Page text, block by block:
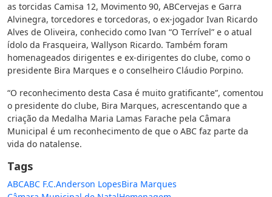
as torcidas Camisa 12, Movimento 90, ABCervejas e Garra
Alvinegra, torcedores e torcedoras, o ex-jogador Ivan Ricardo
Alves de Oliveira, conhecido como Ivan “O Terrível” e o atual
ídolo da Frasqueira, Wallyson Ricardo. Também foram
homenageados dirigentes e ex-dirigentes do clube, como o
presidente Bira Marques e o conselheiro Cláudio Porpino.
“O reconhecimento desta Casa é muito gratificante”, comentou
o presidente do clube, Bira Marques, acrescentando que a
criação da Medalha Maria Lamas Farache pela Câmara
Municipal é um reconhecimento de que o ABC faz parte da
vida do natalense.
Tags
ABCABC F.C.Anderson LopesBira Marques